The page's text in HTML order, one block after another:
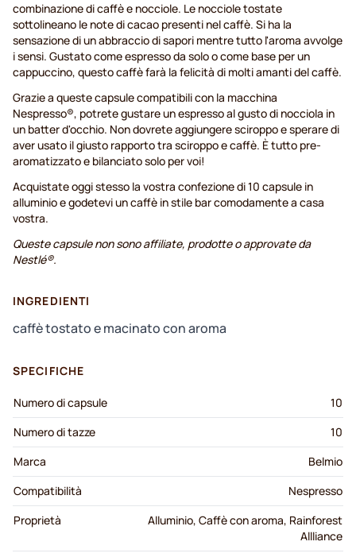
combinazione di caffè e nocciole. Le nocciole tostate
sottolineano le note di cacao presenti nel caffè. Si ha la
sensazione di un abbraccio di sapori mentre tutto l'aroma avvolge
i sensi. Gustato come espresso da solo o come base per un
cappuccino, questo caffè farà la felicità di molti amanti del caffè.
Grazie a queste capsule compatibili con la macchina
Nespresso®, potrete gustare un espresso al gusto di nocciola in
un batter d'occhio. Non dovrete aggiungere sciroppo e sperare di
aver usato il giusto rapporto tra sciroppo e caffè. È tutto pre-
aromatizzato e bilanciato solo per voi!
Acquistate oggi stesso la vostra confezione di 10 capsule in
alluminio e godetevi un caffè in stile bar comodamente a casa
vostra.
Queste capsule non sono affiliate, prodotte o approvate da
Nestlé®.
INGREDIENTI
caffè tostato e macinato con aroma
SPECIFICHE
Numero di capsule
10
Numero di tazze
10
Marca
Belmio
Compatibilità
Nespresso
Proprietà
Alluminio, Caffè con aroma, Rainforest
Allliance